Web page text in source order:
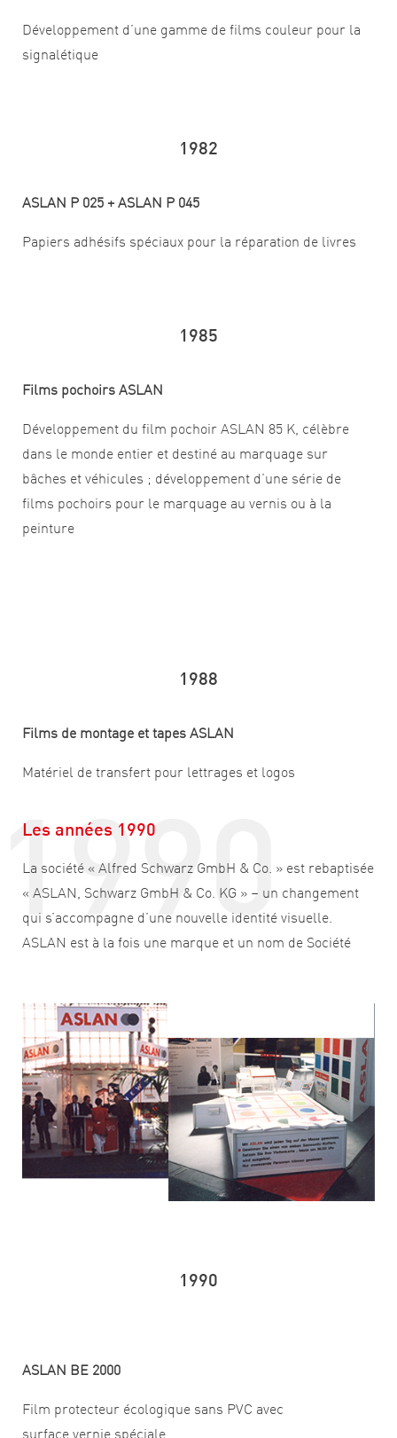
Développement d’une gamme de films couleur pour la
signalétique
1982
ASLAN P 025 + ASLAN P 045
Papiers adhésifs spéciaux pour la réparation de livres
1985
Films pochoirs ASLAN
Développement du film pochoir ASLAN 85 K, célèbre
dans le monde entier et destiné au marquage sur
bâches et véhicules ; développement d’une série de
films pochoirs pour le marquage au vernis ou à la
peinture
1988
Films de montage et tapes ASLAN
Matériel de transfert pour lettrages et logos
Les années 1990
La société « Alfred Schwarz GmbH & Co. » est rebaptisée
« ASLAN, Schwarz GmbH & Co. KG » – un changement
qui s’accompagne d’une nouvelle identité visuelle.
ASLAN est à la fois une marque et un nom de Société
1990
ASLAN BE 2000
Film protecteur écologique sans PVC avec
surface vernie spéciale